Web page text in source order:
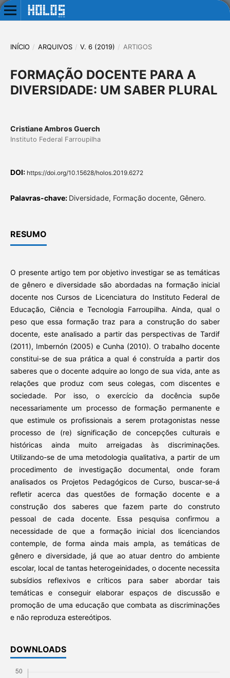
INÍCIO / ARQUIVOS / V. 6 (2019) / ARTIGOS
FORMAÇÃO DOCENTE PARA A
DIVERSIDADE: UM SABER PLURAL
Cristiane Ambros Guerch
Instituto Federal Farroupilha
DOI: https://doi.org/10.15628/holos.2019.6272
Palavras-chave: Diversidade, Formação docente, Gênero.
RESUMO
O presente artigo tem por objetivo investigar se as temáticas
de gênero e diversidade são abordadas na formação inicial
docente nos Cursos de Licenciatura do Instituto Federal de
Educação, Ciência e Tecnologia Farroupilha. Ainda, qual o
peso que essa formação traz para a construção do saber
docente, este analisado a partir das perspectivas de Tardif
(2011), Imbernón (2005) e Cunha (2010). O trabalho docente
constitui-se de sua prática a qual é construída a partir dos
saberes que o docente adquire ao longo de sua vida, ante as
relações que produz com seus colegas, com discentes e
sociedade. Por isso, o exercício da docência supõe
necessariamente um processo de formação permanente e
que estimule os profissionais a serem protagonistas nesse
processo de (re) significação de concepções culturais e
históricas ainda muito arreigadas às discriminações.
Utilizando-se de uma metodologia qualitativa, a partir de um
procedimento de investigação documental, onde foram
analisados os Projetos Pedagógicos de Curso, buscar-se-á
refletir acerca das questões de formação docente e a
construção dos saberes que fazem parte do construto
pessoal de cada docente. Essa pesquisa confirmou a
necessidade de que a formação inicial dos licenciandos
contemple, de forma ainda mais ampla, as temáticas de
gênero e diversidade, já que ao atuar dentro do ambiente
escolar, local de tantas heterogeinidades, o docente necessita
subsídios reflexivos e críticos para saber abordar tais
temáticas e conseguir elaborar espaços de discussão e
promoção de uma educação que combata as discriminações
e não reproduza estereótipos.
DOWNLOADS